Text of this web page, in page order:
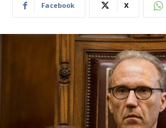
Facebook X